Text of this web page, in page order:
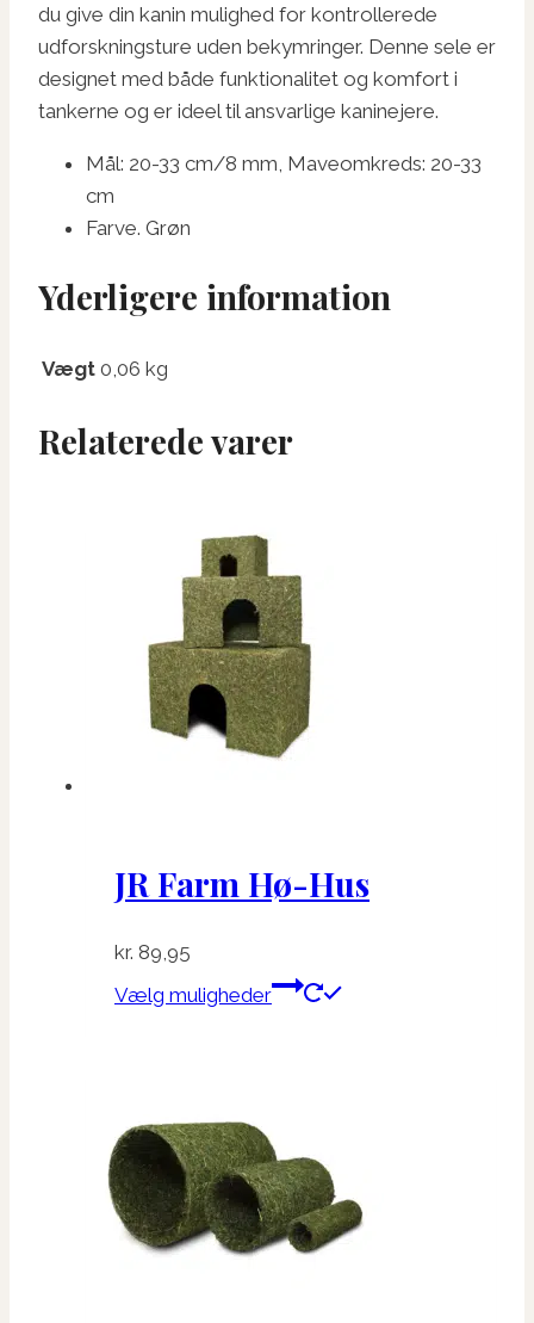
du give din kanin mulighed for kontrollerede
udforskningsture uden bekymringer. Denne sele er
designet med både funktionalitet og komfort i
tankerne og er ideel til ansvarlige kaninejere.
Mål: 20-33 cm/8 mm, Maveomkreds: 20-33
cm
Farve. Grøn
Yderligere information
Vægt 0,06 kg
Relaterede varer
JR Farm Hø-Hus
kr. 89,95
Vælg muligheder
Dette
vælges
på